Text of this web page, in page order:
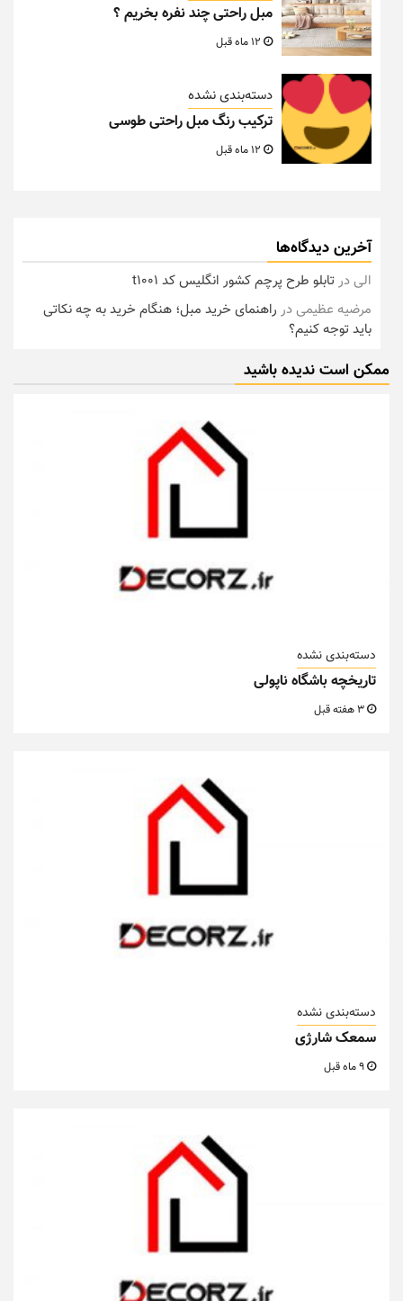
مبل راحتی چند نفره بخریم ؟
دسته‌بندی نشده
ترکیب رنگ مبل راحتی طوسی
آخرین دیدگاه‌ها
الیدرتابلو طرح پرچم کشور انگلیس کد t1001
مرضیه عظیمیدر راهنمای خرید مبل؛ هنگام خرید به چه نکاتی
باید توجه کنیم؟
ممکن است ندیده باشید
دسته‌بندی نشده
تاریخچه باشگاه ناپولی
دسته‌بندی نشده
سمعک شارژی